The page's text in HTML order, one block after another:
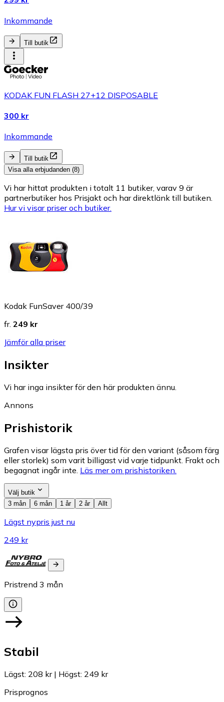
Inkommande
Till butik
KODAK FUN FLASH 27+12 DISPOSABLE
300 kr
Inkommande
Till butik
Visa alla erbjudanden (8)
Vi har hittat produkten i totalt 11 butiker, varav 9 är
partnerbutiker hos Prisjakt och har direktlänk till butiken.
Hur vi visar priser och butiker.
Kodak FunSaver 400/39
fr. 249 kr
Jämför alla priser
Insikter
Vi har inga insikter för den här produkten ännu.
Annons
Prishistorik
Grafen visar lägsta pris över tid för den variant (såsom färg
eller storlek) som varit billigast vid varje tidpunkt. Frakt och
begagnat ingår inte. Läs mer om prishistoriken.
Välj butik
3 mån
6 mån 1 år 2 år Allt
Lägst nypris just nu
249 kr
Pristrend 3 mån
Stabil
Lägst: 208 kr| Högst: 249 kr
Prisprognos